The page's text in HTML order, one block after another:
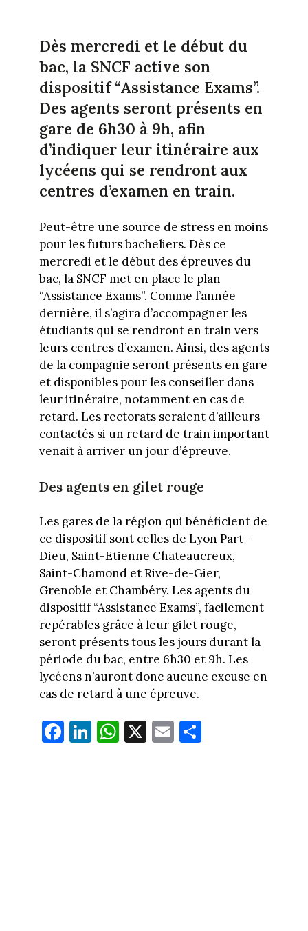
Dès mercredi et le début du
bac, la SNCF active son
dispositif “Assistance Exams”.
Des agents seront présents en
gare de 6h30 à 9h, afin
d’indiquer leur itinéraire aux
lycéens qui se rendront aux
centres d’examen en train.
Peut-être une source de stress en moins
pour les futurs bacheliers. Dès ce
mercredi et le début des épreuves du
bac, la SNCF met en place le plan
“Assistance Exams”. Comme l’année
dernière, il s’agira d’accompagner les
étudiants qui se rendront en train vers
leurs centres d’examen. Ainsi, des agents
de la compagnie seront présents en gare
et disponibles pour les conseiller dans
leur itinéraire, notamment en cas de
retard. Les rectorats seraient d’ailleurs
contactés si un retard de train important
venait à arriver un jour d’épreuve.
Des agents en gilet rouge
Les gares de la région qui bénéficient de
ce dispositif sont celles de Lyon Part-
Dieu, Saint-Etienne Chateaucreux,
Saint-Chamond et Rive-de-Gier,
Grenoble et Chambéry. Les agents du
dispositif “Assistance Exams”, facilement
repérables grâce à leur gilet rouge,
seront présents tous les jours durant la
période du bac, entre 6h30 et 9h. Les
lycéens n’auront donc aucune excuse en
cas de retard à une épreuve.
Fa
ce
Li
nk
W
ha
X E
m
Pa
rt